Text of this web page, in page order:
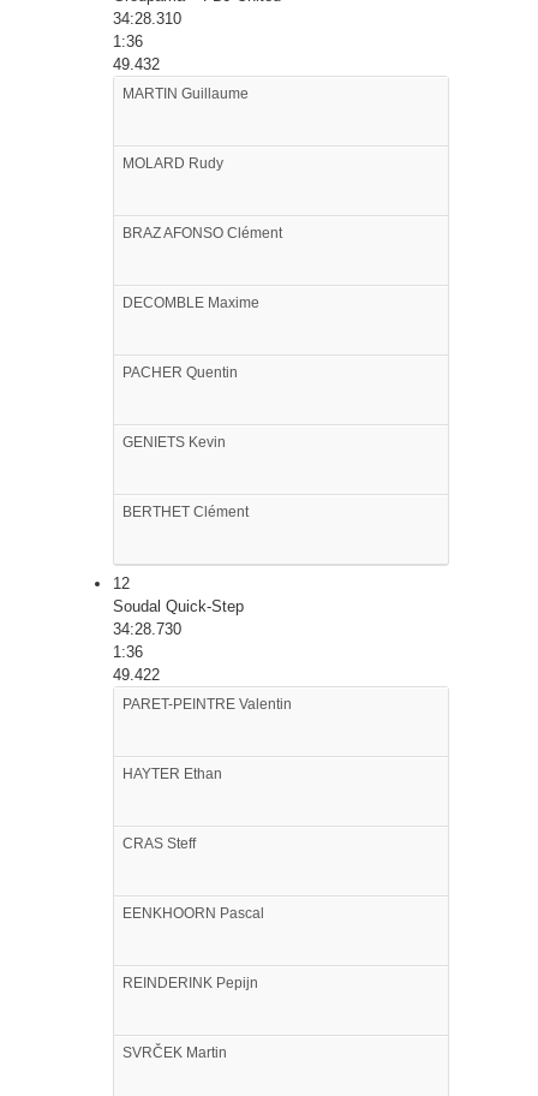
34:28.310
1:36
49.432
MARTIN Guillaume
MOLARD Rudy
BRAZ AFONSO Clément
DECOMBLE Maxime
PACHER Quentin
GENIETS Kevin
BERTHET Clément
12
Soudal Quick-Step
34:28.730
1:36
49.422
PARET-PEINTRE Valentin
HAYTER Ethan
CRAS Steff
EENKHOORN Pascal
REINDERINK Pepijn
SVRČEK Martin